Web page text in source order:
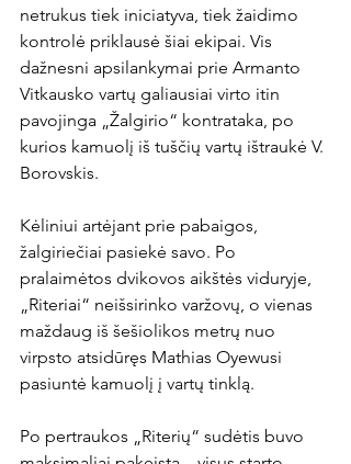
netrukus tiek iniciatyva, tiek žaidimo
kontrolė priklausė šiai ekipai. Vis
dažnesni apsilankymai prie Armanto
Vitkausko vartų galiausiai virto itin
pavojinga „Žalgirio“ kontrataka, po
kurios kamuolį iš tuščių vartų ištraukė V.
Borovskis.
Kėliniui artėjant prie pabaigos,
žalgiriečiai pasiekė savo. Po
pralaimėtos dvikovos aikštės viduryje,
„Riteriai“ neišsirinko varžovų, o vienas
maždaug iš šešiolikos metrų nuo
virpsto atsidūręs Mathias Oyewusi
pasiuntė kamuolį į vartų tinklą.
Po pertraukos „Riterių“ sudėtis buvo